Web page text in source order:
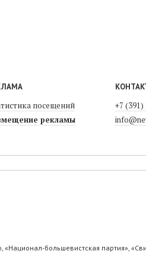
посещений
рекламы
+7
большевистская партия»,